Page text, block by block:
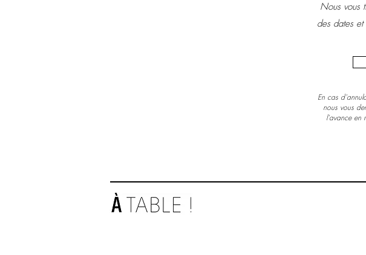
Nous vous
des dates
En cas
nous vous
l'avance en